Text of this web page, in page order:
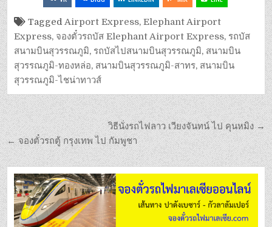
TaggedAirport Express,Elephant Airport
Express, จองตั๋วรถบัส Elephant Airport Express, รถบัส
สนามบินสุวรรณภูมิ, รถบัสไปสนามบินสุวรรณภูมิ, สนามบิน
สุวรรณภูมิ-ทองหล่อ, สนามบินสุวรรณภูมิ-สาทร, สนามบิน
สุวรรณภูมิ-ไชน่าทาวส์
วิธีนั่งรถไฟลาว เวียงจันทน์ ไป คุนหมิง →
← จองตั๋วรถตู้ กรุงเทพ ไป กัมพูชา